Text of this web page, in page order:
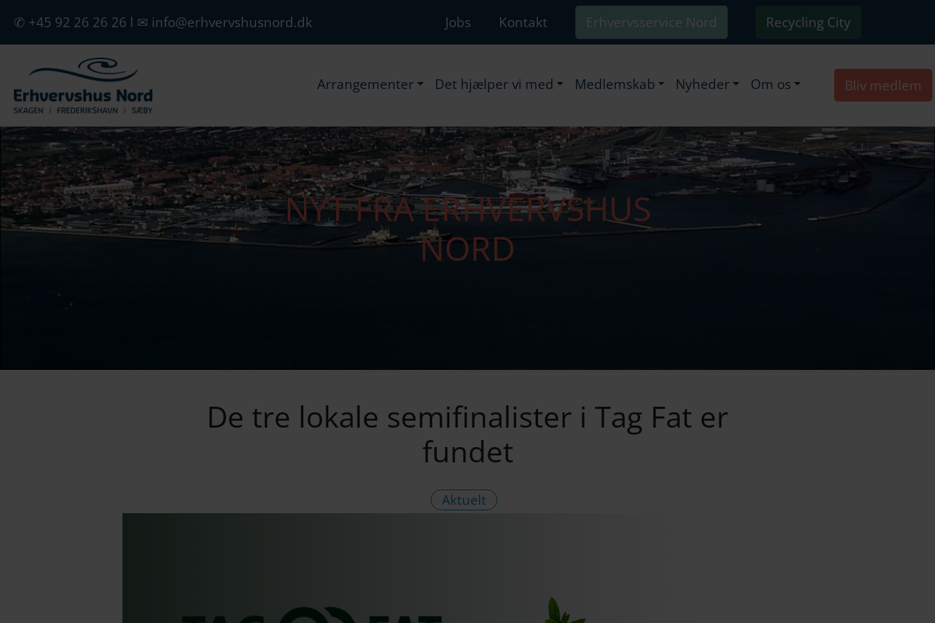
✆ +45 92 26 26 26 l ✉ info@erhvervshusnord.dk Jobs Kontakt Erhvervsservice Nord Recycling City
Arrangementer Det hjælper vi med Medlemskab Nyheder Om os Bliv medlem
NYT FRA ERHVERVSHUS
NORD
De tre lokale semifinalister i Tag Fat er
fundet
Aktuelt